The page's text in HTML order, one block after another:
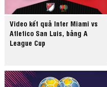
Video kết quả Inter Miami vs
Atletico San Luis, bảng A
League Cup